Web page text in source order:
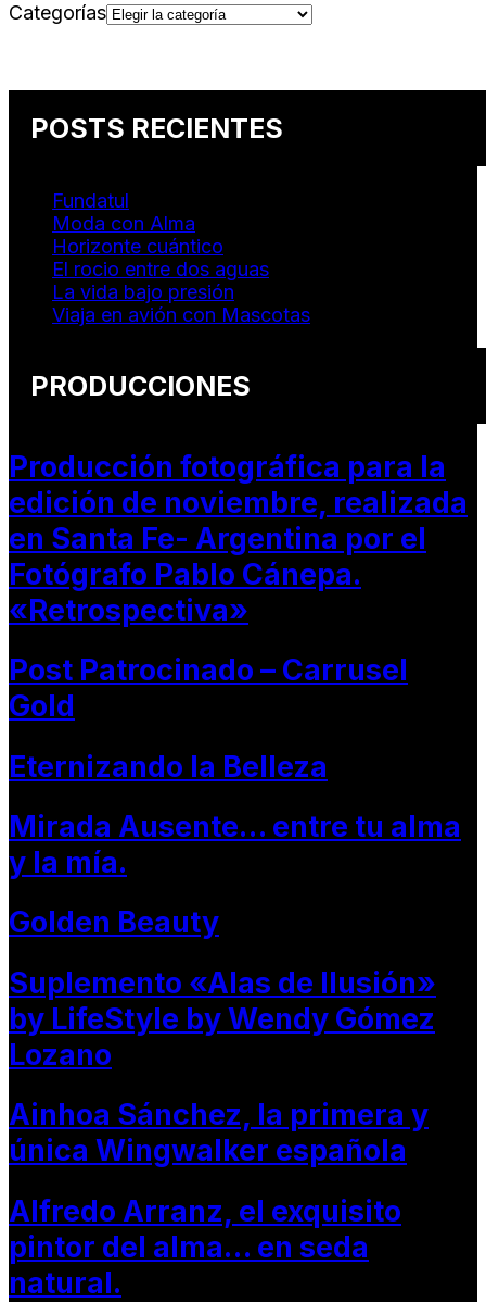
Categorías
POSTS RECIENTES
Fundatul
Moda con Alma
Horizonte cuántico
El rocio entre dos aguas
La vida bajo presión
Viaja en avión con Mascotas
PRODUCCIONES
Producción fotográfica para la
edición de noviembre, realizada
en Santa Fe- Argentina por el
Fotógrafo Pablo Cánepa.
«Retrospectiva»
Post Patrocinado – Carrusel
Gold
Eternizando la Belleza
Mirada Ausente… entre tu alma
y la mía.
Golden Beauty
Suplemento «Alas de Ilusión»
by LifeStyle by Wendy Gómez
Lozano
Ainhoa Sánchez, la primera y
única Wingwalker española
Alfredo Arranz, el exquisito
pintor del alma… en seda
natural.